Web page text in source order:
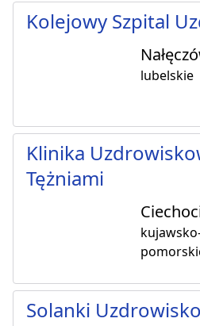
Kolejowy Szpital
lubelskie
Klinika
Tężniami
Solanki